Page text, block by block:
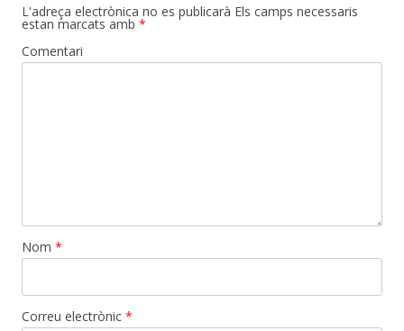
L'adreça electrònica no es publicarà Els camps necessaris
estan marcats amb *
Comentari
Nom *
Correu electrònic *